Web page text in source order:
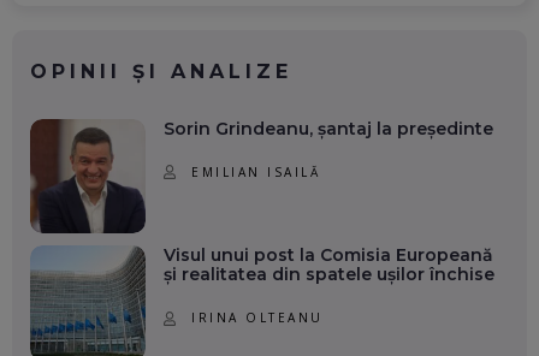
OPINII ȘI ANALIZE
Sorin Grindeanu, șantaj la președinte
EMILIAN ISAILĂ
Visul unui post la Comisia Europeană
și realitatea din spatele ușilor închise
IRINA OLTEANU